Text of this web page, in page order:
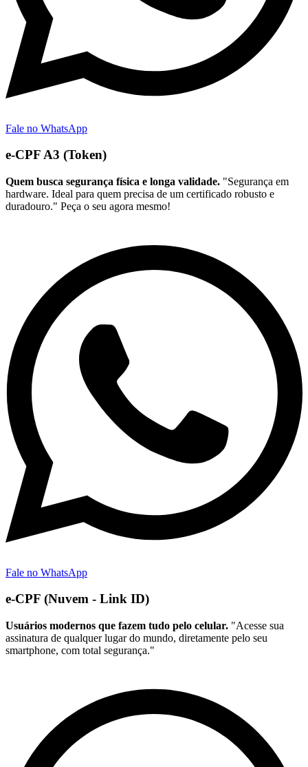
Fale no WhatsApp
e-CPF A3 (Token)
Quem busca segurança física e longa validade. "Segurança em
hardware. Ideal para quem precisa de um certificado robusto e
duradouro." Peça o seu agora mesmo!
Fale no WhatsApp
e-CPF (Nuvem - Link ID)
Usuários modernos que fazem tudo pelo celular. "Acesse sua
assinatura de qualquer lugar do mundo, diretamente pelo seu
smartphone, com total segurança."